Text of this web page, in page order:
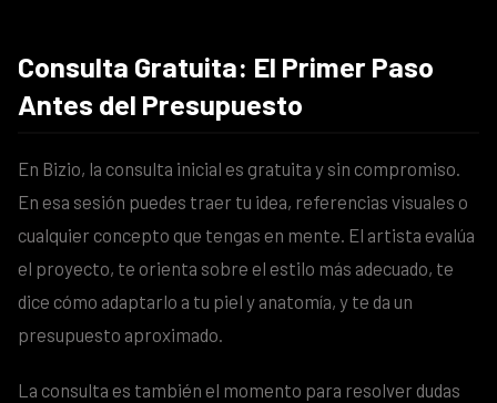
Consulta Gratuita: El Primer Paso
Antes del Presupuesto
En Bizio, la consulta inicial es gratuita y sin compromiso.
En esa sesión puedes traer tu idea, referencias visuales o
cualquier concepto que tengas en mente. El artista evalúa
el proyecto, te orienta sobre el estilo más adecuado, te
dice cómo adaptarlo a tu piel y anatomía, y te da un
presupuesto aproximado.
La consulta es también el momento para resolver dudas